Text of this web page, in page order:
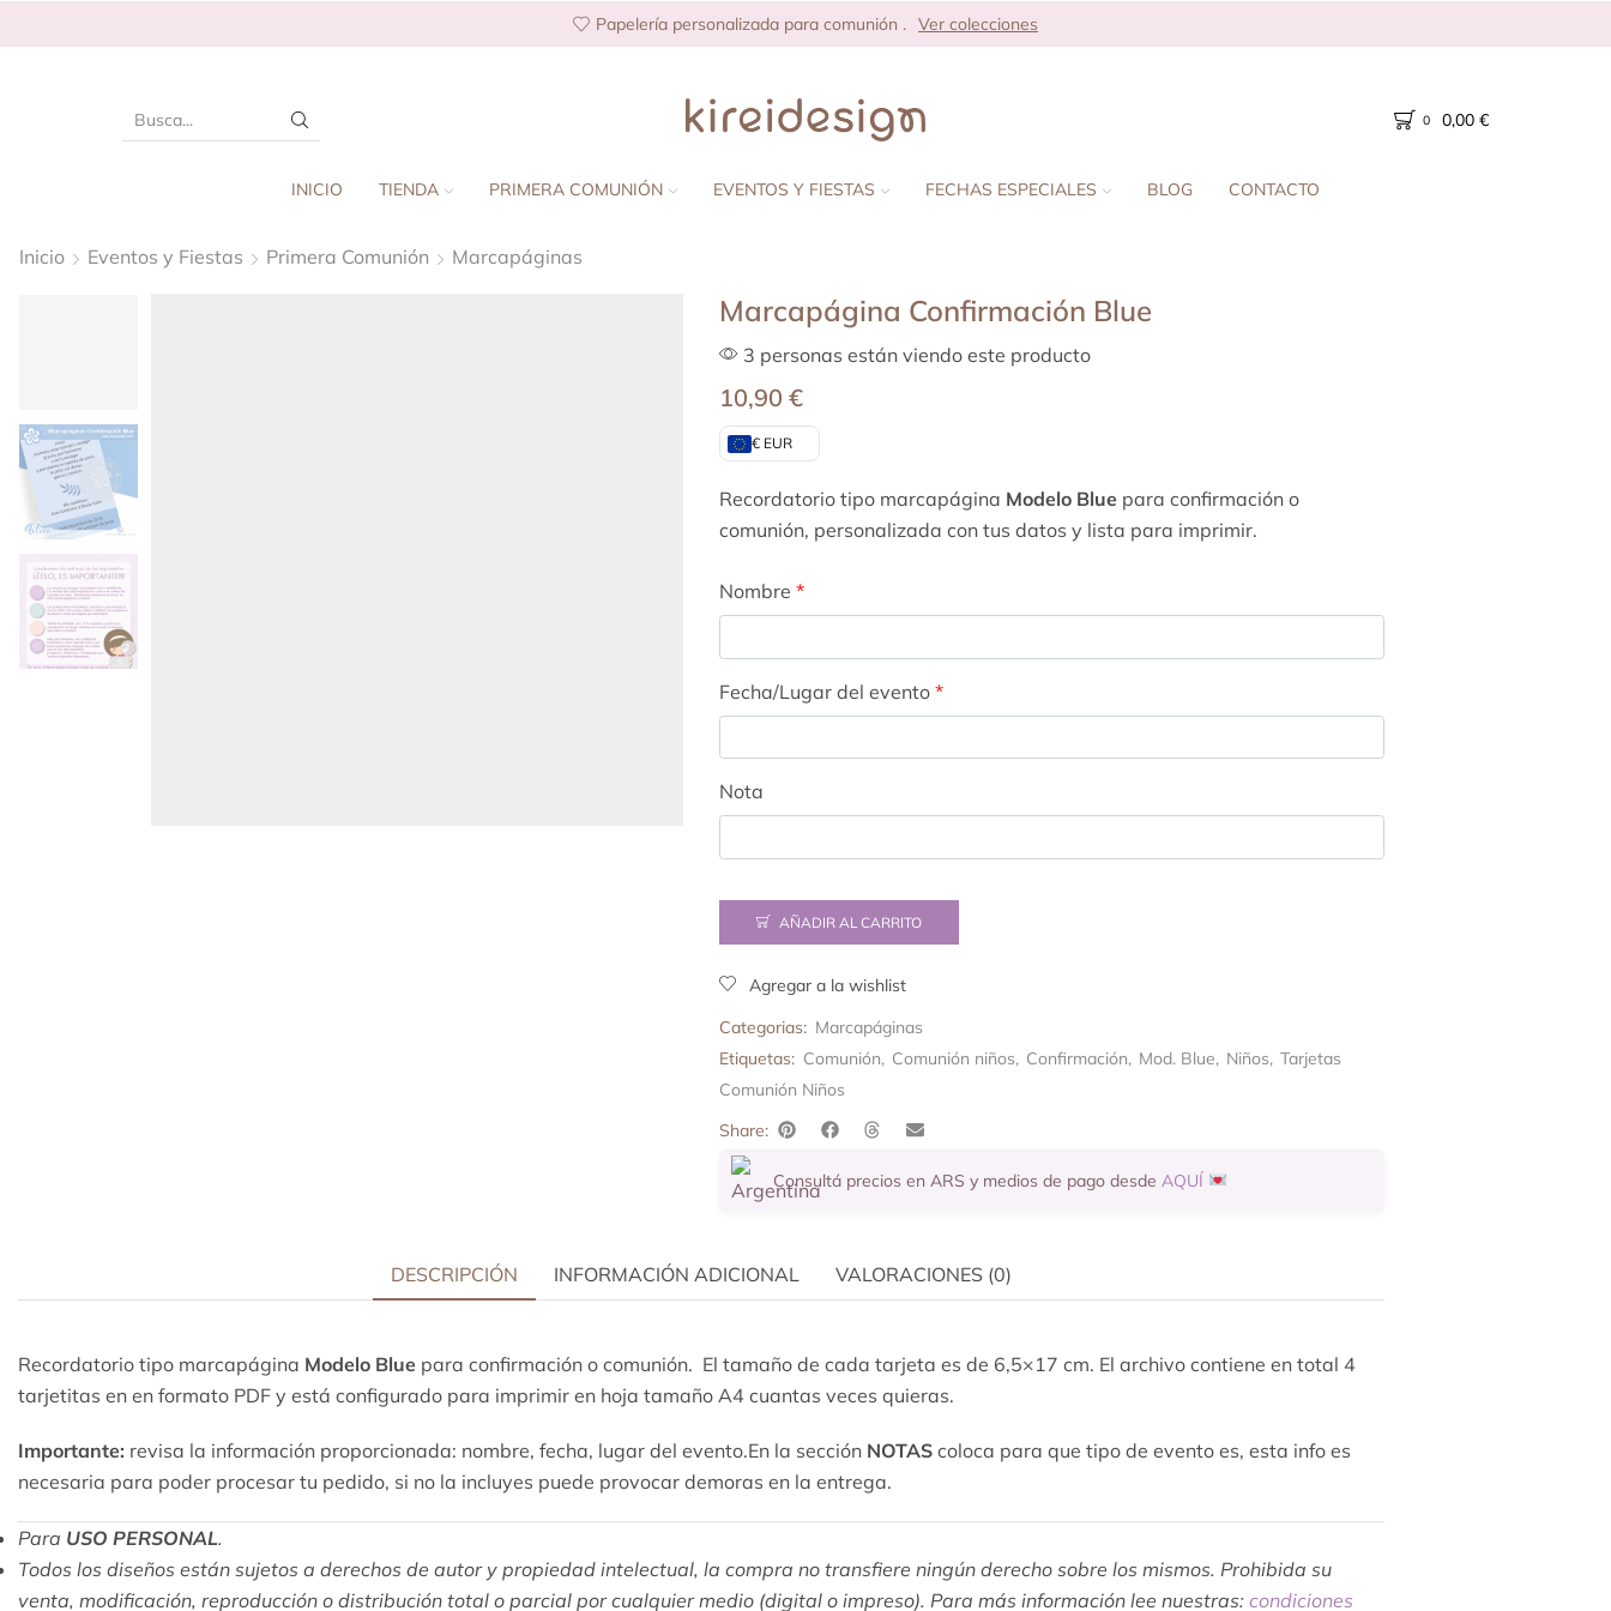
Papelería personalizada para comunión . Ver colecciones
0 0,00 €
INICIO TIENDA PRIMERA COMUNIÓN EVENTOS Y FIESTAS FECHAS ESPECIALES BLOG CONTACTO
Inicio Eventos y Fiestas Primera Comunión Marcapáginas
Marcapágina Confirmación Blue
3 personas están viendo este producto
10,90 €
€ EUR
Recordatorio tipo marcapágina Modelo Blue para confirmación o
comunión, personalizada con tus datos y lista para imprimir.
Nombre *
Fecha/Lugar del evento *
Nota
AÑADIR AL CARRITO
Agregar a la wishlist
Categorias: Marcapáginas
Etiquetas: Comunión, Comunión niños, Confirmación, Mod. Blue, Niños, Tarjetas
Comunión Niños
Share:
Consultá precios en ARS y medios de pago desde AQUÍ
DESCRIPCIÓN INFORMACIÓN ADICIONAL VALORACIONES (0)
Recordatorio tipo marcapágina Modelo Blue para confirmación o comunión. El tamaño de cada tarjeta es de 6,5×17 cm. El archivo contiene en total 4
tarjetitas en en formato PDF y está configurado para imprimir en hoja tamaño A4 cuantas veces quieras.
Importante: revisa la información proporcionada: nombre, fecha, lugar del evento.En la sección NOTAS coloca para que tipo de evento es, esta info es
necesaria para poder procesar tu pedido, si no la incluyes puede provocar demoras en la entrega.
Para USO PERSONAL.
Todos los diseños están sujetos a derechos de autor y propiedad intelectual, la compra no transfiere ningún derecho sobre los mismos. Prohibida su
venta, modificación, reproducción o distribución total o parcial por cualquier medio (digital o impreso). Para más información lee nuestras: condiciones